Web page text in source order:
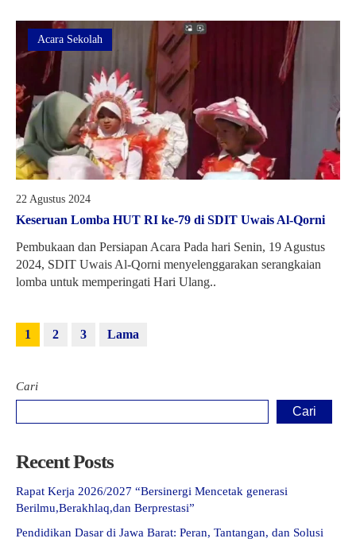
Acara Sekolah
22 Agustus 2024
Keseruan Lomba HUT RI ke-79 di SDIT Uwais Al-Qorni
Pembukaan dan Persiapan Acara Pada hari Senin, 19 Agustus
2024, SDIT Uwais Al-Qorni menyelenggarakan serangkaian
lomba untuk memperingati Hari Ulang..
1 2 3 Lama
Cari
Cari
Recent Posts
Rapat Kerja 2026/2027 “Bersinergi Mencetak generasi
Berilmu,Berakhlaq,dan Berprestasi”
Pendidikan Dasar di Jawa Barat: Peran, Tantangan, dan Solusi